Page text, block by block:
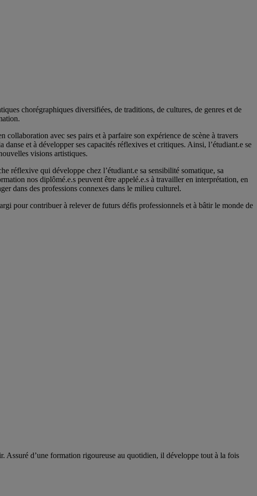
chorégraphiques diversifiées, de traditions, de cultures, de genres et de
avec ses pairs et à parfaire son expérience de scène à travers
et à développer ses capacités réflexives et critiques. Ainsi, l’étudiant.e se
visions artistiques.
réflexive qui développe chez l’étudiant.e sa sensibilité somatique, sa
nos diplômé.e.s peuvent être appelé.e.s à travailler en interprétation, en
dans des professions connexes dans le milieu culturel.
pour contribuer à relever de futurs défis professionnels et à bâtir le monde de
Assuré d’une formation rigoureuse au quotidien, il développe tout à la fois